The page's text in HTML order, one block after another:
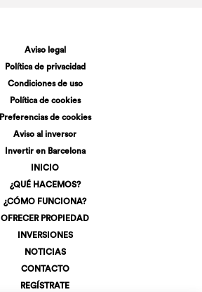
Aviso legal
Política de privacidad
Condiciones de uso
Política de cookies
Preferencias de cookies
Aviso al inversor
Invertir en Barcelona
INICIO
¿QUÉ HACEMOS?
¿CÓMO FUNCIONA?
OFRECER PROPIEDAD
INVERSIONES
NOTICIAS
CONTACTO
REGÍSTRATE